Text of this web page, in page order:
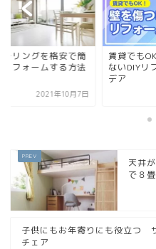
でもOK！壁を傷つけ
DIYリフォームアイ
2025年1月8日
キッチン
いらない？
メージを比
天井
で８
子供にもお年寄りにも役立つ
チェア